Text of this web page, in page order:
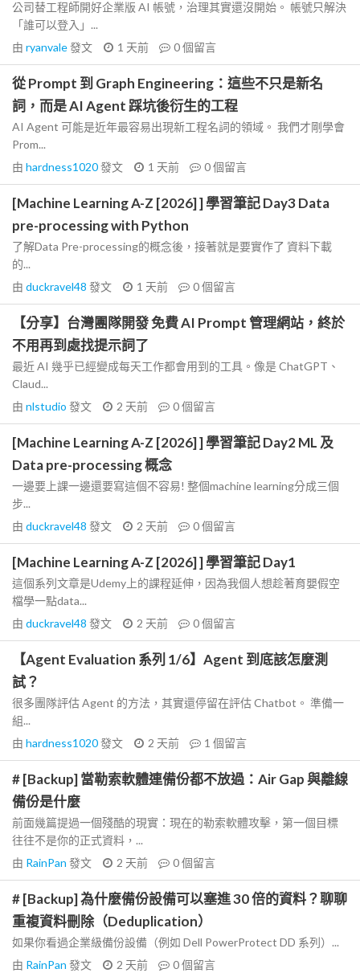
公司替工程師開好企業版 AI 帳號，治理其實還沒開始。 帳號只解決
「誰可以登入」...
由 ryanvale發文 1 天前 0個留言
從 Prompt 到 Graph Engineering：這些不只是新名
詞，而是 AI Agent 踩坑後衍生的工程
AI Agent 可能是近年最容易出現新工程名詞的領域。 我們才剛學會
Prom...
由 hardness1020發文 1 天前 0個留言
[Machine Learning A-Z [2026] ] 學習筆記 Day3 Data
pre-processing with Python
了解Data Pre-processing的概念後，接著就是要實作了 資料下載
的...
由 duckravel48 發文 1 天前 0個留言
【分享】台灣團隊開發 免費 AI Prompt 管理網站，終於
不用再到處找提示詞了
最近 AI 幾乎已經變成每天工作都會用到的工具。像是 ChatGPT、
Claud...
由 nlstudio 發文 2 天前 0個留言
[Machine Learning A-Z [2026] ] 學習筆記 Day2 ML 及
Data pre-processing 概念
一邊要上課一邊還要寫這個不容易! 整個machine learning分成三個
步...
由 duckravel48 發文 2 天前 0個留言
[Machine Learning A-Z [2026] ] 學習筆記 Day1
這個系列文章是Udemy上的課程延伸，因為我個人想趁著育嬰假空
檔學一點data...
由 duckravel48 發文 2 天前 0個留言
【Agent Evaluation 系列 1/6】Agent 到底該怎麼測
試？
很多團隊評估 Agent 的方法，其實還停留在評估 Chatbot。 準備一
組...
由 hardness1020發文 2 天前 1 個留言
# [Backup] 當勒索軟體連備份都不放過：Air Gap 與離線
備份是什麼
前面幾篇提過一個殘酷的現實：現在的勒索軟體攻擊，第一個目標
往往不是你的正式資料，...
由 RainPan 發文 2 天前 0個留言
# [Backup] 為什麼備份設備可以塞進 30 倍的資料？聊聊
重複資料刪除（Deduplication）
如果你看過企業級備份設備（例如 Dell PowerProtect DD 系列）...
由 RainPan 發文 2 天前 0個留言